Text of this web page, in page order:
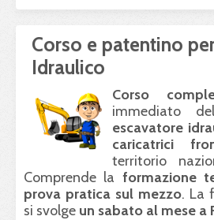
Corso e patentino
Idraulico
Corso
immediato
escavatore
caricatrici
territorio
Comprende la formazione
prova pratica sul mezzo. La
si svolge un sabato al mese a